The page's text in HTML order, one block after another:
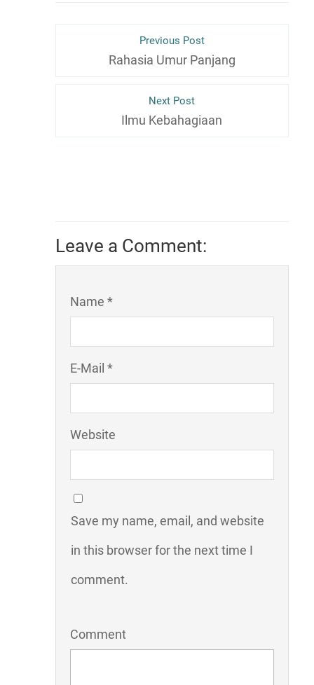
Previous Post
Rahasia Umur Panjang
Next Post
Ilmu Kebahagiaan
Leave a Comment:
Name *
E-Mail *
Website
Save my name, email, and website
in this browser for the next time I
comment.
Comment